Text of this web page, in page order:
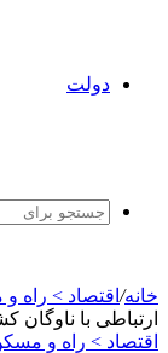
دولت
خانه/ اقتصاد > راه
ارتباطی با ناوگان
اقتصاد > راه و